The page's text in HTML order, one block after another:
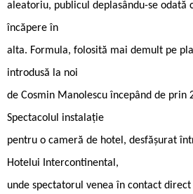
aleatoriu, publicul deplasându-se
încăpere în
alta. Formula, folosită mai demult pe
introdusă la noi
de Cosmin Manolescu începând de prin
Spectacolul instalație
pentru o cameră de hotel, desfășurat
Hotelui Intercontinental,
unde spectatorul venea în contact